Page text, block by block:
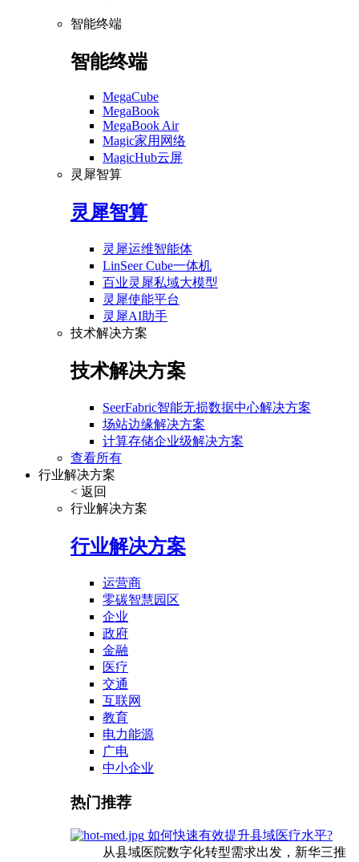
智能终端
智能终端
MegaCube
MegaBook
MegaBook Air
Magic家用网络
MagicHub云屏
灵犀智算
灵犀智算
灵犀运维智能体
LinSeer Cube一体机
百业灵犀私域大模型
灵犀使能平台
灵犀AI助手
技术解决方案
技术解决方案
SeerFabric智能无损数据中心解决方案
场站边缘解决方案
计算存储企业级解决方案
查看所有
行业解决方案
< 返回
行业解决方案
行业解决方案
运营商
零碳智慧园区
企业
政府
金融
医疗
交通
互联网
教育
电力能源
广电
中小企业
热门推荐
如何快速有效提升县域医疗水平?
从县域医院数字化转型需求出发，新华三推